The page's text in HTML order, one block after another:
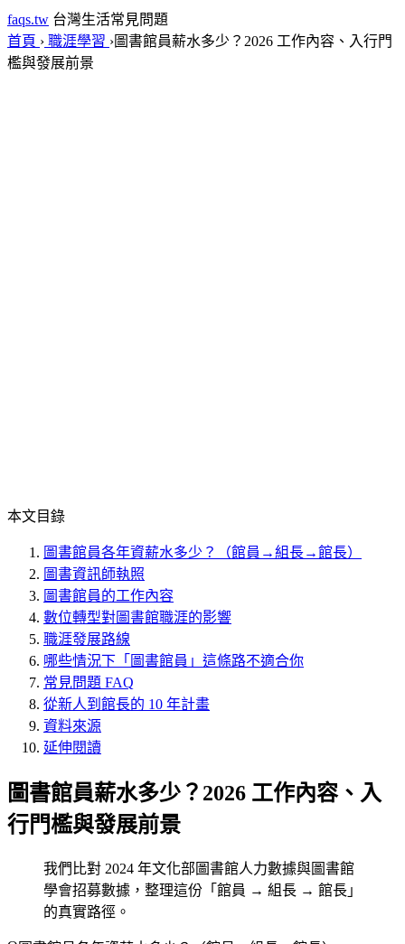
faqs.tw 台灣生活常見問題
首頁 › 職涯學習 ›圖書館員薪水多少？2026 工作內容、入行門
檻與發展前景
本文目錄
圖書館員各年資薪水多少？（館員→組長→館長）
圖書資訊師執照
圖書館員的工作內容
數位轉型對圖書館職涯的影響
職涯發展路線
哪些情況下「圖書館員」這條路不適合你
常見問題 FAQ
從新人到館長的 10 年計畫
資料來源
延伸閱讀
圖書館員薪水多少？2026 工作內容、入
行門檻與發展前景
我們比對 2024 年文化部圖書館人力數據與圖書館
學會招募數據，整理這份「館員 → 組長 → 館長」
的真實路徑。